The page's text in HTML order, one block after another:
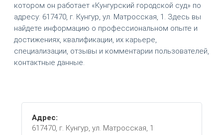
котором он работает «Кунгурский городской суд» по
адресу: 617470, г. Кунгур, ул. Матросская, 1. Здесь вы
найдете информацию о профессиональном опыте и
достижениях, квалификации, их карьере,
специализации, отзывы и комментарии пользователей,
контактные данные.
Адрес:
617470, г. Кунгур, ул. Матросская, 1